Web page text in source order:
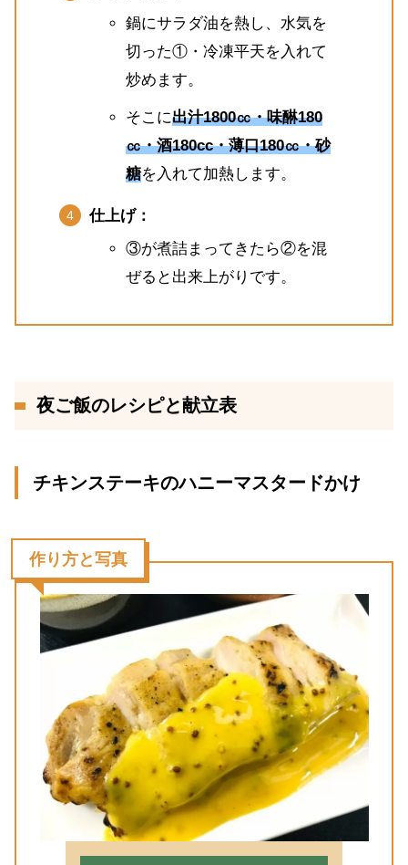
鍋にサラダ油を熱し、水気を
切った①・冷凍平天を入れて
炒めます。
そこに出汁1800㏄・味醂180
㏄・酒180cc・薄口180㏄・砂
糖を入れて加熱します。
仕上げ：
③が煮詰まってきたら②を混
ぜると出来上がりです。
夜ご飯のレシピと献立表
チキンステーキのハニーマスタードかけ
作り方と写真